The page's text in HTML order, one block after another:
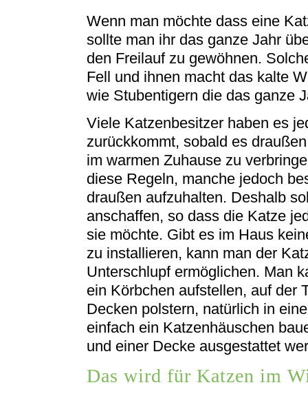
Wenn man möchte dass eine
sollte man ihr das ganze Jahr
den Freilauf zu gewöhnen.
Fell und ihnen macht das kalte
wie Stubentigern die das ganze
Viele Katzenbesitzer haben es
zurückkommt, sobald es
im warmen Zuhause zu
diese Regeln, manche jedoch
draußen aufzuhalten. Deshalb
anschaffen, so dass die Katze
sie möchte. Gibt es im Haus
zu installieren, kann man der
Unterschlupf ermöglichen. Man
ein Körbchen aufstellen, auf der
Decken polstern, natürlich in
einfach ein Katzenhäuschen
und einer Decke ausgestattet
Das wird für Katzen im